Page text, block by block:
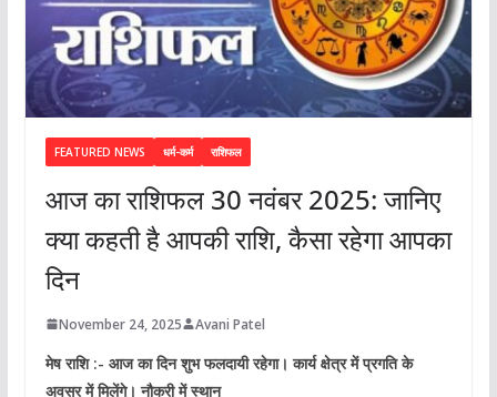
FEATURED NEWS धर्म-कर्म राशिफल
आज का राशिफल 30 नवंबर 2025: जानिए
क्या कहती है आपकी राशि, कैसा रहेगा आपका
दिन
November 24, 2025 Avani Patel
मेष राशि :- आज का दिन शुभ फलदायी रहेगा। कार्य क्षेत्र में प्रगति के
अवसर में मिलेंगे। नौकरी में स्थान